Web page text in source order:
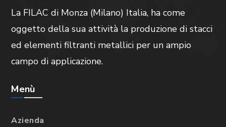
La FILAC di Monza (Milano) Italia, ha come
oggetto della sua attività la produzione di stacci
ed elementi filtranti metallici per un ampio
campo di applicazione.
Menù
Azienda